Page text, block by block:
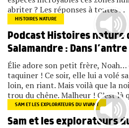
abriter ? Les réponses à toutes ...
HISTOIRES NATURE
Podcast Histoires nature
Salamandre : Dans
Élie adore son petit frère, Noah…
taquiner ! Ce soir, elle lui a volé
loin, en riant. Mais voilà que la
trou du chêne. Malheur ! C’est là
SAM ET LES EXPLORATEURS DU VIVANT
Sam et les explorateurs